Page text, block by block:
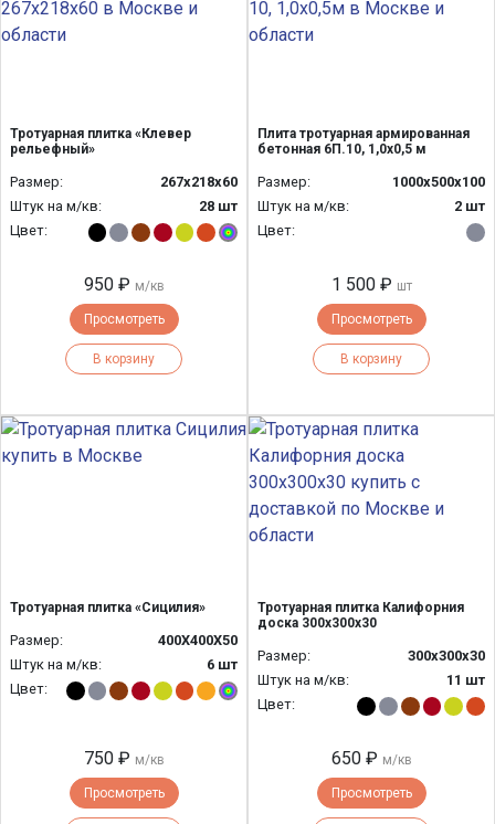
Тротуарная плитка «Клевер
рельефный»
Размер:
267х218х60
Штук на м/кв:
28 шт
Цвет:
950 ₽ м/кв
Просмотреть
В корзину
Плита тротуарная армированная
бетонная 6П.10, 1,0х0,5 м
Размер:
1000х500х100
Штук на м/кв:
2 шт
Цвет:
1 500 ₽ шт
Просмотреть
В корзину
Тротуарная плитка «Сицилия»
Размер:
400Х400Х50
Штук на м/кв:
6 шт
Цвет:
750 ₽ м/кв
Просмотреть
Тротуарная плитка Калифорния
доска 300х300х30
Размер:
300х300х30
Штук на м/кв:
11 шт
Цвет:
650 ₽ м/кв
Просмотреть